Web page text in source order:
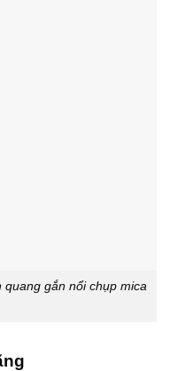
gắn nổi chụp mica